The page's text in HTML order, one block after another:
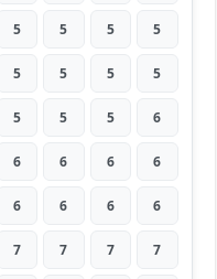
5 5 5 5
5 5 5 5
5 5 5 6
6 6 6 6
6 6 6 6
7 7 7 7